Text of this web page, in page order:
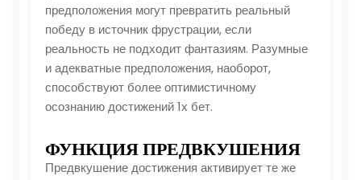
предположения могут превратить реальный
победу в источник фрустрации, если
реальность не подходит фантазиям. Разумные
и адекватные предположения, наоборот,
способствуют более оптимистичному
осознанию достижений 1х бет.
ФУНКЦИЯ ПРЕДВКУШЕНИЯ
Предвкушение достижения активирует те же